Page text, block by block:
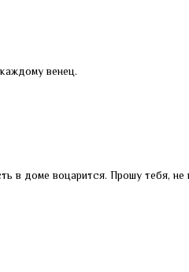
венец.
в доме воцарится. Прошу тебя, не